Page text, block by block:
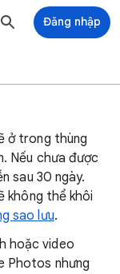
Đăng nhập
ở trong thùng
Nếu chưa được
sau 30 ngày.
không thể khôi
sao lưu.
hoặc video
Photos nhưng